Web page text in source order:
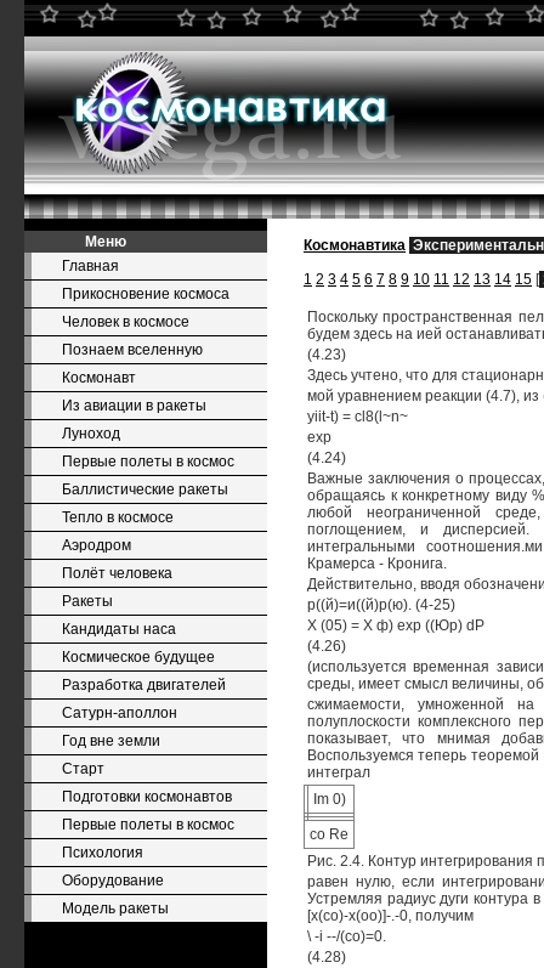
Меню
Главная
Прикосновение космоса
Человек в космосе
Познаем вселенную
Космонавт
Из авиации в ракеты
Луноход
Первые полеты в космос
Баллистические ракеты
Тепло в космосе
Аэродром
Полёт человека
Ракеты
Кандидаты наса
Космическое будущее
Разработка двигателей
Сатурн-аполлон
Год вне земли
Старт
Подготовки космонавтов
Первые полеты в космос
Психология
Оборудование
Модель ракеты
Космонавтика
1 2 3 4 5 6 7 8 9 10 11 12 13 14 15 [
Поскольку пространственная
будем здесь на ией
(4.23)
Здесь учтено, что для
мой уравнением реакции (4.7), из
yiit-t) = cl8(l~n~
ехр
(4.24)
Важные заключения о
обращаясь к конкретному виду
любой неограниченной
поглощением, и
интегральными
Крамерса - Кронига.
Действительно, вводя
р((й)=и((й)р(ю). (4-25)
X (05) = X ф) ехр ((Юр) dP
(4.26)
(используется временная
среды, имеет смысл величины,
сжимаемости, умноженной
полуплоскости комплексного
показывает, что мнимая
Воспользуемся теперь
интеграл
Im 0)
со Re
Рис. 2.4. Контур интегрирования
равен нулю, если
Устремляя радиус дуги контура
[х(со)-х(оо)]-.-0, получим
\ -i --/(co)=0.
(4.28)